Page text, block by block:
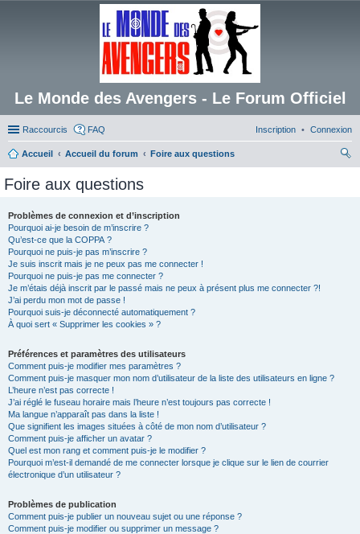
Le Monde des Avengers - Le Forum Officiel
Raccourcis FAQ Connexion
Inscription
Accueil Accueil du forum
Foire aux questions
Foire aux questions
Problèmes de connexion et d’inscription
Pourquoi ai-je besoin de m’inscrire ?
Qu’est-ce que la COPPA ?
Pourquoi ne puis-je pas m’inscrire ?
Je suis inscrit mais je ne peux pas me connecter !
Pourquoi ne puis-je pas me connecter ?
Je m’étais déjà inscrit par le passé mais ne peux à présent plus me connecter ?!
J’ai perdu mon mot de passe !
Pourquoi suis-je déconnecté automatiquement ?
À quoi sert « Supprimer les cookies » ?
Préférences et paramètres des utilisateurs
Comment puis-je modifier mes paramètres ?
Comment puis-je masquer mon nom d’utilisateur de la liste des utilisateurs en ligne ?
L’heure n’est pas correcte !
J’ai réglé le fuseau horaire mais l’heure n’est toujours pas correcte !
Ma langue n’apparaît pas dans la liste !
Que signifient les images situées à côté de mon nom d’utilisateur ?
Comment puis-je afficher un avatar ?
Quel est mon rang et comment puis-je le modifier ?
Pourquoi m’est-il demandé de me connecter lorsque je clique sur le lien de courrier
électronique d’un utilisateur ?
Problèmes de publication
Comment puis-je publier un nouveau sujet ou une réponse ?
Comment puis-je modifier ou supprimer un message ?